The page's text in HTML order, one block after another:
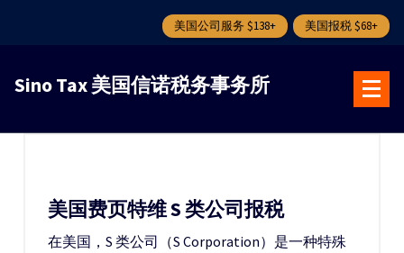
美国公司服务 $138+ 美国报税 $68+
Sino Tax 美国信诺税务事务所
美国费页特维 S 类公司报税
在美国，S 类公司（S Corporation）是一种特殊